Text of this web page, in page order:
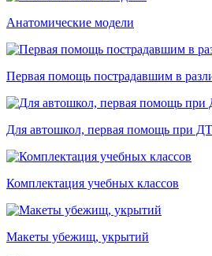
Анатомические модели
Первая помощь пострадавшим в
Для автошкол, первая помощь при
Комплектация учебных классов
Макеты убежищ, укрытий